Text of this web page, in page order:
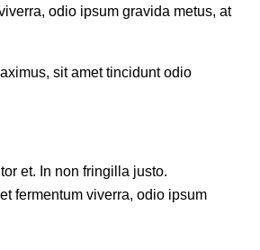
odio ipsum gravida metus, at
sit amet tincidunt odio
et. In non fringilla justo.
fermentum viverra, odio ipsum